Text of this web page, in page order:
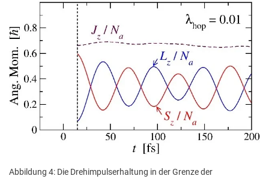
Abbildung 4: Die Drehimpulserhaltung in der Grenze der